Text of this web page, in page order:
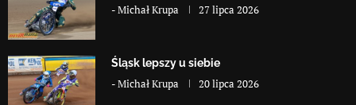
-Michał Krupa 27 lipca 2026
Śląsk lepszy u siebie
-Michał Krupa 20 lipca 2026